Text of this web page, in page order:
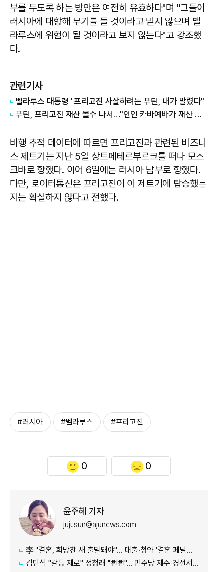
부를 두도록 하는 방안은 여전히 유효하다"며 "그들이
러시아에 대항해 무기를 들 것이라고 믿지 않으며 벨
라루스에 위험이 될 것이라고 보지 않는다"고 강조했
다.
관련기사
벨라루스 대통령 "프리고진 사살하려는 푸틴, 내가 말렸다"
푸틴, 프리고진 재산 몰수 나서…"연인 카바예바가 재산 차지할 것"
비행 추적 데이터에 따르면 프리고진과 관련된 비즈니
스 제트기는 지난 5일 상트페테르부르크를 떠나 모스
크바로 향했다. 이어 6일에는 러시아 남부로 향했다.
다만, 로이터통신은 프리고진이 이 제트기에 탑승했는
지는 확실하지 않다고 전했다.
#러시아 #벨라루스 #프리고진
0 0
윤주혜 기자
jujusun@ajunews.com
李 "결혼, 희망찬 새 출발돼야"… 대출·청약 '결혼 페널티' 손본다
김민석 "갈등 제로" 정청래 "뻔뻔"… 민주당 제주 경선서 격돌